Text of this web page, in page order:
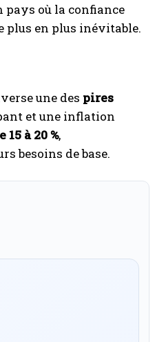
pays où la confiance
plus en plus inévitable.
une des pires
et une inflation
15 à 20 %,
besoins de base.